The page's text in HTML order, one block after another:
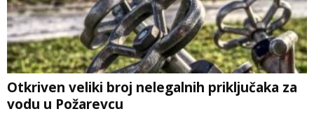
Otkriven veliki broj nelegalnih priključaka za
vodu u Požarevcu